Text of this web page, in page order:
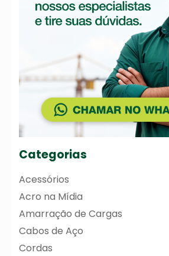
Categorias
Acessórios
Acro na Mídia
Amarração de Cargas
Cabos de Aço
Cordas